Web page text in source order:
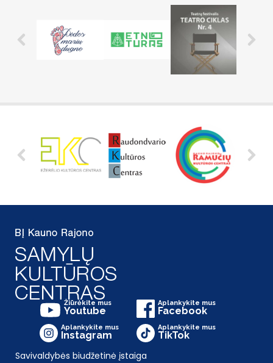
Žiūrėkite mus
Youtube
Aplankykite mus
Facebook
Aplankykite mus
Instagram
Aplankykite mus
TikTok
Savivaldybės biudžetinė įstaiga